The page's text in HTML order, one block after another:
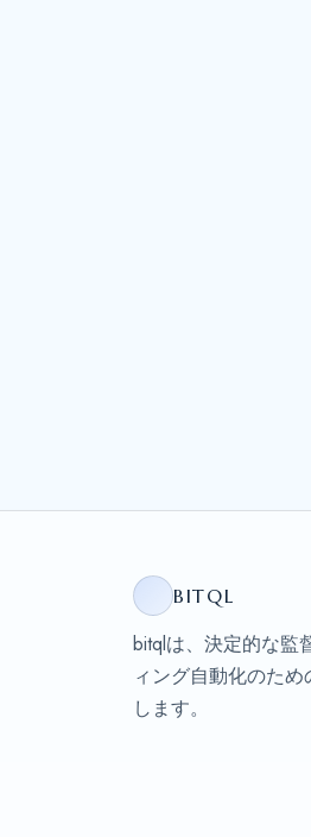
BITQL
bitqlは、決定的な監
ィング自動化のた
します。